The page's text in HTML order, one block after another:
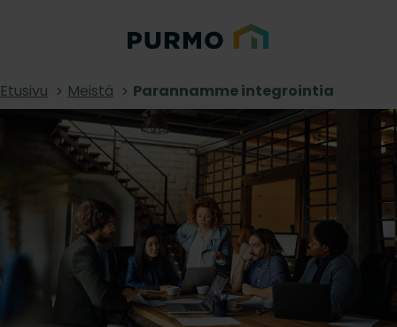
Etusivu Meistä Parannamme integrointia